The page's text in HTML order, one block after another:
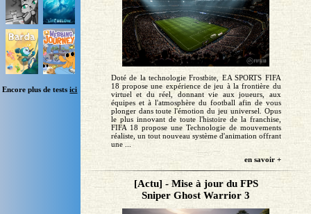
Encore plus de testsici
Doté de la technologie Frostbite, EA SPORTS FIFA
18 propose une expérience de jeu à la frontière du
virtuel et du réel, donnant vie aux joueurs, aux
équipes et à l'atmosphère du football afin de vous
plonger dans toute l'émotion du jeu universel. Opus
le plus innovant de toute l'histoire de la franchise,
FIFA 18 propose une Technologie de mouvements
réaliste, un tout nouveau système d'animation offrant
une ...
en savoir +
[Actu] - Mise à jour du FPS
Sniper Ghost Warrior 3